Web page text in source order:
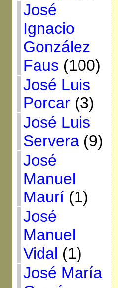
José
Ignacio
González
Faus (100)
José Luis
Porcar(3)
José Luis
Servera(9)
José
Manuel
Maurí(1)
José
Manuel
Vidal (1)
José María